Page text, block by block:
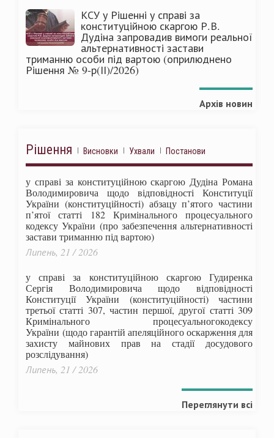
КСУ у Рішенні у справі за
конституційною скаргою Р.В.
Дудіна запровадив вимоги реальної
альтернативності застави
триманню особи під вартою (оприлюднено
Рішення № 9-р(ІІ)/2026)
Архів новин
Рішення Висновки Ухвали Постанови
у справі за конституційною скаргою Дудіна Романа
Володимировича щодо відповідності Конституції
України (конституційності) абзацу п’ятого частини
п’ятої статті 182 Кримінального процесуального
кодексу України (про забезпечення альтернативності
застави триманню під вартою)
Липень, 21 / 2026
у справі за конституційною скаргою Гудиренка
Сергія Володимировича щодо відповідності
Конституції України (конституційності) частини
третьої статті 307, частин першої, другої статті 309
Кримінального процесуальногокодексу
України (щодо гарантій апеляційного оскарження для
захисту майнових прав на стадії досудового
розслідування)
Липень, 21 / 2026
Переглянути всі